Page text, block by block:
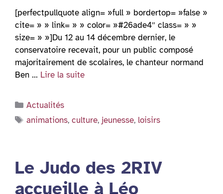
[perfectpullquote align= »full » bordertop= »false »
cite= » » link= » » color= »#26ade4″ class= » »
size= » »]Du 12 au 14 décembre dernier, le
conservatoire recevait, pour un public composé
majoritairement de scolaires, le chanteur normand
Ben … Lire la suite
Catégories
Actualités
Étiquettes
animations,culture, jeunesse, loisirs
Le Judo des 2RIV
accueille à Léo